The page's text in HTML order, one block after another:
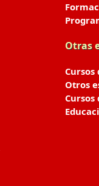
Otras
Cursos
Otros
Cursos